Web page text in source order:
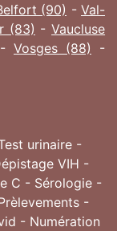
(90) - Val-
(83) -Vaucluse
- Vosges (88) -
urinaire -
VIH -
C - Sérologie -
-
- Numération